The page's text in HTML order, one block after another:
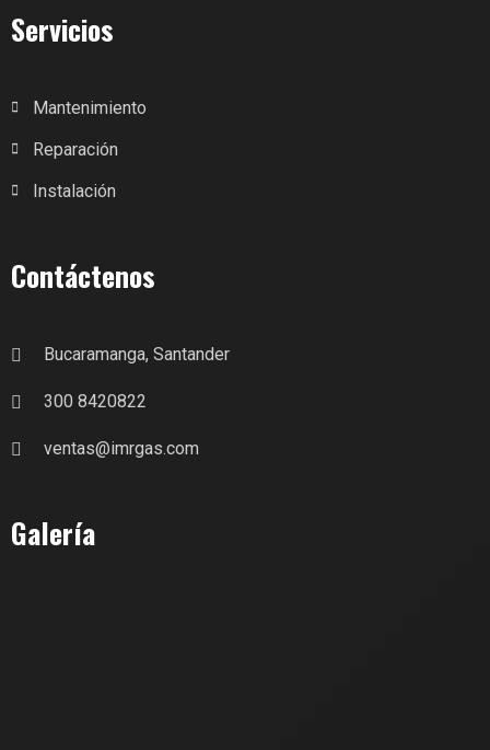
Servicios
Mantenimiento
Reparación
Instalación
Contáctenos
Bucaramanga, Santander
300 8420822
ventas@imrgas.com
Galería